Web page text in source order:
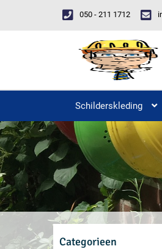
050 - 211 1712
Schilderskleding
Categorieen